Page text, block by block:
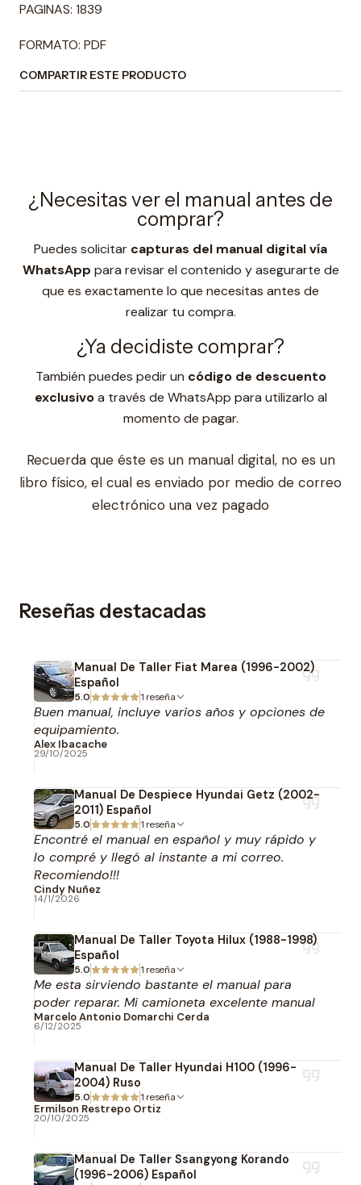
PAGINAS: 1839
FORMATO: PDF
COMPARTIR ESTE PRODUCTO
¿Necesitas ver el manual antes de
comprar?
Puedes solicitar capturas del manual digital vía
WhatsApp para revisar el contenido y asegurarte de
que es exactamente lo que necesitas antes de
realizar tu compra.
¿Ya decidiste comprar?
También puedes pedir un código de descuento
exclusivoa través de WhatsApp para utilizarlo al
momento de pagar.
Recuerda que éste es un manual digital, no es un
libro físico, el cual es enviado por medio de correo
electrónico una vez pagado
Reseñas destacadas
Manual De Taller Fiat Marea (1996-2002)
Español
5.0 1 reseña
Buen manual, incluye varios años y opciones de
equipamiento.
Alex Ibacache
29/10/2025
Manual De Despiece Hyundai Getz (2002-
2011) Español
5.0 1 reseña
Encontré el manual en español y muy rápido y
lo compré y llegó al instante a mi correo.
Recomiendo!!!
Cindy Nuñez
14/1/2026
Manual De Taller Toyota Hilux (1988-1998)
Español
5.0 1 reseña
Me esta sirviendo bastante el manual para
poder reparar. Mi camioneta excelente manual
Marcelo Antonio Domarchi Cerda
6/12/2025
Manual De Taller Hyundai H100 (1996-
2004) Ruso
5.0 1 reseña
Ermilson Restrepo Ortiz
20/10/2025
Manual De Taller Ssangyong Korando
(1996-2006) Español